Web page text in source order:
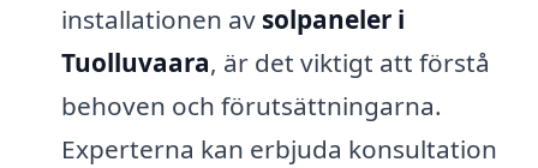
installationen av solpaneler i
Tuolluvaara, är det viktigt att förstå
behoven och förutsättningarna.
Experterna kan erbjuda konsultation